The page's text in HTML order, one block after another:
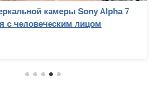
камеры Sony Alpha 7
с человеческим лицом